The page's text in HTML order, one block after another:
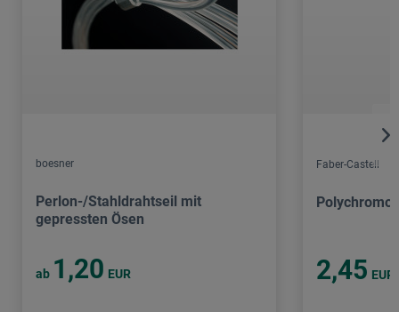
boesner
Perlon-/Stahldrahtseil mit
gepressten Ösen
ab 1,20 EUR
Faber-Castell
2,45 EUR